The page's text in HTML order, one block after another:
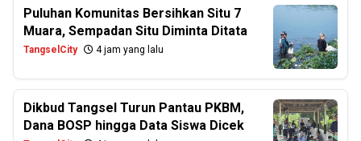
Puluhan Komunitas Bersihkan Situ 7
Muara, Sempadan Situ Diminta Ditata
TangselCity 4 jam yang lalu
Dikbud Tangsel Turun Pantau PKBM,
Dana BOSP hingga Data Siswa Dicek